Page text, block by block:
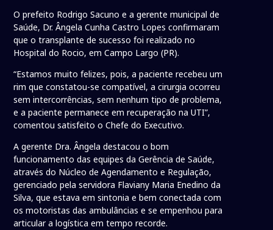
O prefeito Rodrigo Sacuno e a gerente municipal de
Saúde, Dr. Ângela Cunha Castro Lopes confirmaram
que o transplante de sucesso foi realizado no
Hospital do Rocio, em Campo Largo (PR).
“Estamos muito felizes, pois, a paciente recebeu um
rim que constatou-se compatível, a cirurgia ocorreu
sem intercorrências, sem nenhum tipo de problema,
e a paciente permanece em recuperação na UTI”,
comentou satisfeito o Chefe do Executivo.
A gerente Dra. Ângela destacou o bom
funcionamento das equipes da Gerência de Saúde,
através do Núcleo de Agendamento e Regulação,
gerenciado pela servidora Flaviany Maria Enedino da
Silva, que estava em sintonia e bem conectada com
os motoristas das ambulâncias e se empenhou para
articular a logística em tempo recorde.